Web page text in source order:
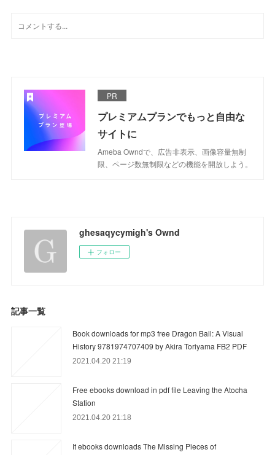
PR
プレミアムプランでもっと自由な
サイトに
Ameba Owndで、広告非表示、画像容量無制
限、ページ数無制限などの機能を開放しよう。
ghesaqycymigh's Ownd
フォロー
記事一覧
Book downloads for mp3 free Dragon Ball: A Visual
History 9781974707409 by Akira Toriyama FB2 PDF
2021.04.20 21:19
Free ebooks download in pdf file Leaving the Atocha
Station
2021.04.20 21:18
It ebooks downloads The Missing Pieces of